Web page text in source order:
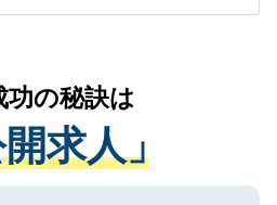
人データはご本人の許可
取り扱いについての厳密な
した事業者のみに付与され
ーマークを取得済みです。
在の医療機関の状況や紹介
がら、適切なアドバイスを
ます。すぐにご転職をされ
期的なサポートが可能です
録ください。
功の秘訣は
求人」